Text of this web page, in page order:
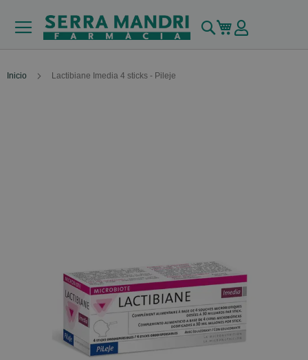
Buscar
Mi carrito
Inicio Lactibiane Imedia 4 sticks - Pileje